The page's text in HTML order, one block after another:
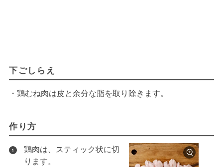
下ごしらえ
・鶏むね肉は皮と余分な脂を取り除きます。
作り方
1
鶏肉は、スティック状に切
ります。